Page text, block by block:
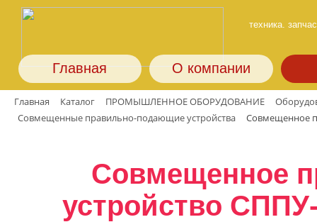
техника.
Главная О компании
Главная Каталог ПРОМЫШЛЕННОЕ ОБОРУДОВАНИЕ
Совмещенные правильно-подающие устройства
Совмещенное
Совмещенное
устройство